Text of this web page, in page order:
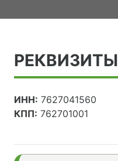
РЕКВИЗИТЫ
ИНН: 7627041560
КПП: 762701001